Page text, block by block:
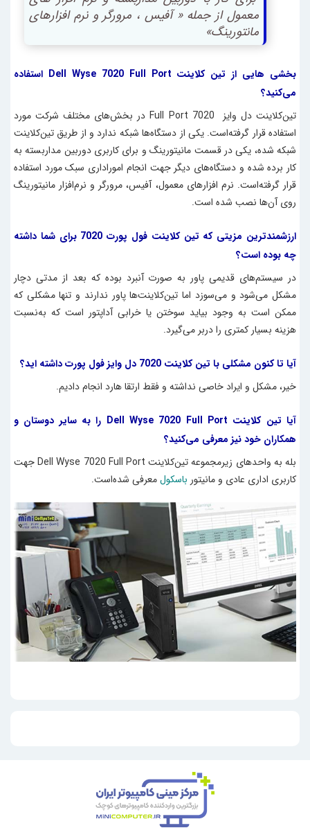
معمول از جمله « آفیس ، مرورگر و نرم افزارهای
مانتورینگ»
بخشی هایی از تین کلاینت Dell Wyse 7020 Full Port استفاده
می‌کنید؟
تین‌کلاینت دل وایز 7020 Full Port در بخش‌های مختلف شرکت مورد
استفاده قرار گرفته‌است. یکی از دستگاه‌ها شبکه ندارد و از طریق تین‌کلاینت
شبکه شده، یکی در قسمت مانیتورینگ و برای کاربری دوربین مداربسته به
کار برده شده و دستگاه‌های دیگر جهت انجام امور‌اداری سبک مورد استفاده
قرار گرفته‌است. نرم‎ افزارهای معمول، آفیس، مرورگر و نرم‌افزار مانیتورینگ
روی آن‌ها نصب شده‌ است.
ارزشمندترین مزیتی که تین کلاینت فول پورت 7020 برای شما داشته
چه بوده است؟
در سیستم‌های قدیمی پاور به صورت آنبرد بوده که بعد از مدتی دچار
مشکل می‌شود و می‌سوزد اما تین‌کلاینت‌هاپاور ندارند و تنها مشکلی که
ممکن است به وجود بیاید سوختن یا خرابی آداپتور است که به‌نسبت
هزینه بسیار کمتری را دربر می‌گیرد.
آیا تا کنون مشکلی با تین کلاینت 7020 دل وایز فول پورت داشته اید؟
خیر، مشکل و ایراد خاصی نداشته و فقط ارتقا هارد انجام دادیم.
آیا تین کلاینت Dell Wyse 7020 Full Port را به سایر دوستان و
همکاران خود نیز معرفی می‌کنید؟
بله به واحدهای زیر‌مجموعه تین‌کلاینت Dell Wyse 7020 Full Port جهت
کاربری اداری عادی و مانیتور باسکولمعرفی شده‌است.